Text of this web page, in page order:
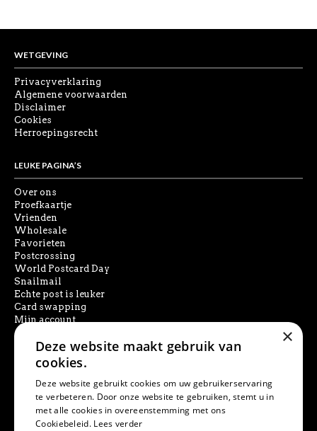
WETGEVING
Privacyverklaring
Algemene voorwaarden
Disclaimer
Cookies
Herroepingsrecht
LEUKE PAGINA’S
Over ons
Proefkaartje
Vrienden
Wholesale
Favorieten
Postcrossing
World Postcard Day
Snailmail
Echte post is leuker
Card swapping
Mijn account
SOCIAL MEDIA
PRODUCT ZOEKEN
×
Deze website maakt gebruik van
cookies.
Deze website gebruikt cookies om uw gebruikerservaring
te verbeteren. Door onze website te gebruiken, stemt u in
met alle cookies in overeenstemming met ons
Cookiebeleid. Lees verder